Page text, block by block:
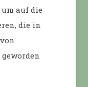
auf die
die in